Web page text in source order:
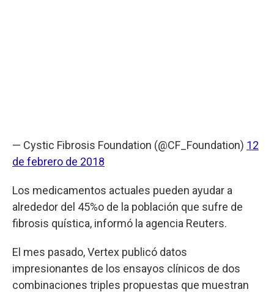
— Cystic Fibrosis Foundation (@CF_Foundation) 12
de febrero de 2018
Los medicamentos actuales pueden ayudar a
alrededor del 45%o de la población que sufre de
fibrosis quística, informó la agencia Reuters.
El mes pasado, Vertex publicó datos
impresionantes de los ensayos clínicos de dos
combinaciones triples propuestas que muestran